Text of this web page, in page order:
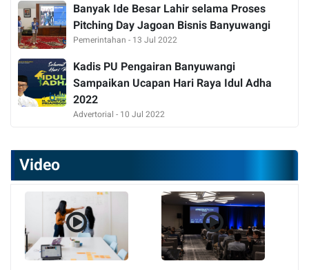
Banyak Ide Besar Lahir selama Proses
Pitching Day Jagoan Bisnis Banyuwangi
Pemerintahan - 13 Jul 2022
Kadis PU Pengairan Banyuwangi
Sampaikan Ucapan Hari Raya Idul Adha
2022
Advertorial - 10 Jul 2022
Video